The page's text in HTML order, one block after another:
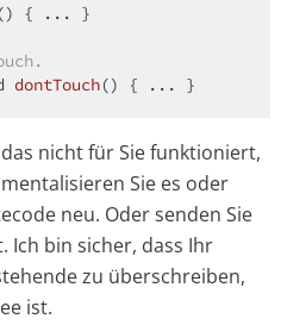
() { ... }
dontTouch()
das nicht für Sie funktioniert,
Sie es oder
neu. Oder senden Sie
Ich bin sicher, dass Ihr
zu überschreiben,
ist.